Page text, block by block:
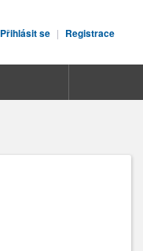
Přihlásit se | Registrace